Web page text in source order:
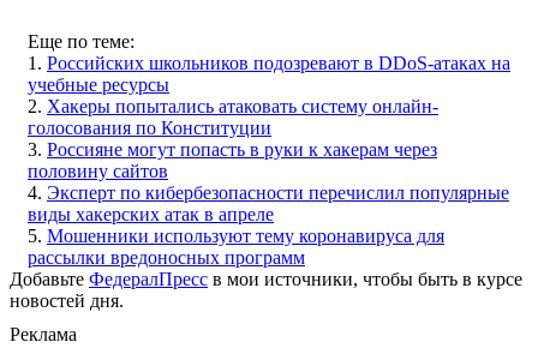
Еще по теме:
1. Российских школьников подозревают в DDoS-атаках на
учебные ресурсы
2. Хакеры попытались атаковать систему онлайн-
голосования по Конституции
3. Россияне могут попасть в руки к хакерам через
половину сайтов
4. Эксперт по кибербезопасности перечислил популярные
виды хакерских атак в апреле
5. Мошенники используют тему коронавируса для
рассылки вредоносных программ
Добавьте ФедералПресс в мои источники, чтобы быть в курсе
новостей дня.
Реклама